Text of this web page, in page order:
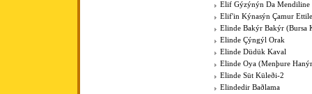
Elif Gýzýnýn Da Mendiline
Elif'in Kýnasýn Çamur
Elinde Bakýr Bakýr (Bursa
Elinde Çýngýl Orak
Elinde Düdük Kaval
Elinde Oya (Menþure
Elinde Süt Küleði-2
Elindedir Baðlama